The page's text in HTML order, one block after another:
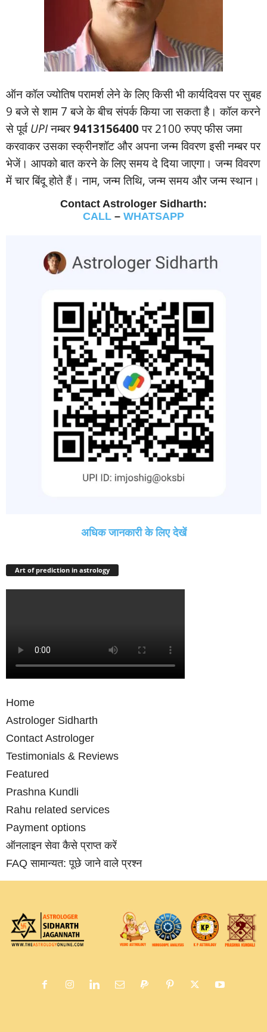
ऑन कॉल ज्‍योतिष परामर्श लेने के लिए किसी भी कार्यदिवस पर सुबह
9 बजे से शाम 7 बजे के बीच संपर्क किया जा सकता है। कॉल करने
से पूर्वUPIनम्‍बर9413156400पर 2100 रुपए फीस जमा
करवाकर उसका स्‍क्रीनशॉट और अपना जन्‍म विवरण इसी नम्‍बर पर
भेजें। आपको बात करने के लिए समय दे दिया जाएगा। जन्‍म विवरण
में चार बिंदू होते हैं। नाम, जन्‍म तिथि, जन्‍म समय और जन्‍म स्‍थान।
Contact Astrologer Sidharth:
CALL – WHATSAPP
अधिक जानकारी के लिए देखें
Art of prediction in astrology
Home
Astrologer Sidharth
Contact Astrologer
Testimonials & Reviews
Featured
Prashna Kundli
Rahu related services
Payment options
ऑनलाइन सेवा कैसे प्राप्‍त करें
FAQ सामान्‍यत: पूछे जाने वाले प्रश्‍न